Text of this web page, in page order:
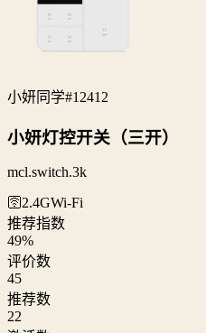
小妍同学#12412
小妍灯控开关（三开）
mcl.switch.3k
🛜2.4GWi‑Fi
推荐指数
49%
评价数
45
推荐数
22